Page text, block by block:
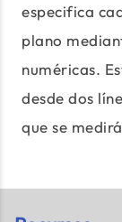
especifica
plano
numéricas.
desde dos
que se